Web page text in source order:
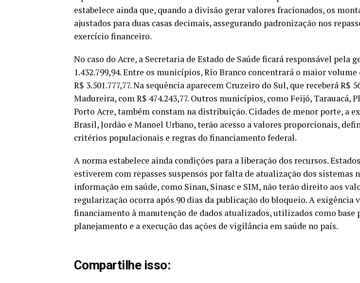
estabelece ainda que, quando a divisão gerar valores fracionados, os
ajustados para duas casas decimais, assegurando padronização nos
exercício financeiro.
No caso do Acre, a Secretaria de Estado de Saúde ficará responsável pela
1.432.799,94. Entre os municípios, Rio Branco concentrará o maior volume
R$ 3.501.777,77. Na sequência aparecem Cruzeiro do Sul, que receberá R$
Madureira, com R$ 474.243,77. Outros municípios, como Feijó, Tarauacá,
Porto Acre, também constam na distribuição. Cidades de menor porte, a
Brasil, Jordão e Manoel Urbano, terão acesso a valores proporcionais,
critérios populacionais e regras do financiamento federal.
A norma estabelece ainda condições para a liberação dos recursos.
estiverem com repasses suspensos por falta de atualização dos sistemas
informação em saúde, como Sinan, Sinasc e SIM, não terão direito aos
regularização ocorra após 90 dias da publicação do bloqueio. A exigência
financiamento à manutenção de dados atualizados, utilizados como base
planejamento e a execução das ações de vigilância em saúde no país.
Compartilhe isso: